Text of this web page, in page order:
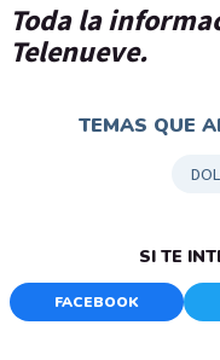
Toda la
Telenueve.
TEMAS QUE
SI TE
FACEBOOK